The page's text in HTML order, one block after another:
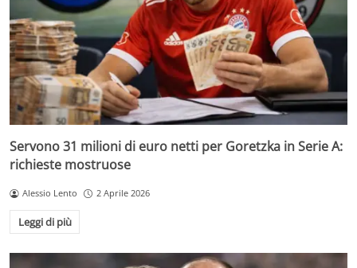
Servono 31 milioni di euro netti per Goretzka in Serie A:
richieste mostruose
Alessio Lento 2 Aprile 2026
Leggi di più